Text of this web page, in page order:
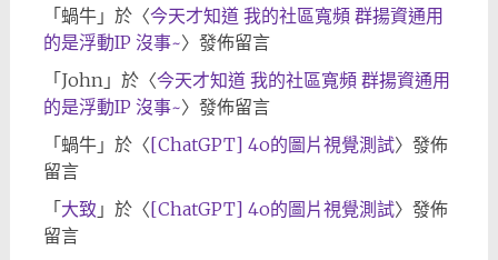
「蝸牛」於〈今天才知道 我的社區寬頻 群揚資通用
的是浮動IP 沒事~〉發佈留言
「John 」於〈今天才知道 我的社區寬頻 群揚資通用
的是浮動IP 沒事~〉發佈留言
「蝸牛」於〈[ChatGPT] 4o的圖片視覺測試〉發佈
留言
「大致 」於〈[ChatGPT] 4o的圖片視覺測試〉發佈
留言